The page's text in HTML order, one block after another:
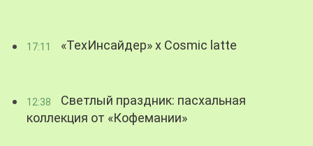
17:11 «ТехИнсайдер» х Cosmic latte
12:38
Светлый праздник: пасхальная
коллекция от «Кофемании»